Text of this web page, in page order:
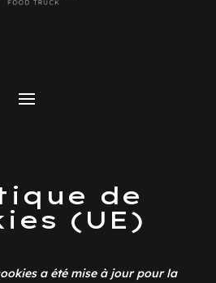
de
(UE)
a été mise à jour pour la